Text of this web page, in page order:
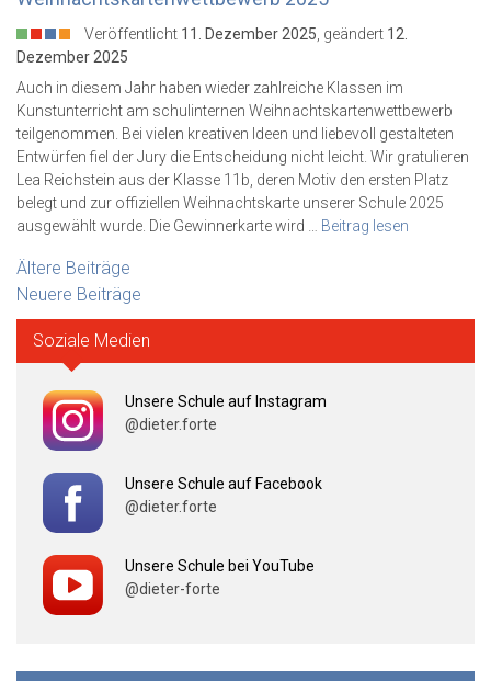
Veröffentlicht 11. Dezember 2025, geändert 12.
Dezember 2025
Auch in diesem Jahr haben wieder zahlreiche Klassen im
Kunstunterricht am schulinternen Weihnachtskartenwettbewerb
teilgenommen. Bei vielen kreativen Ideen und liebevoll gestalteten
Entwürfen fiel der Jury die Entscheidung nicht leicht. Wir gratulieren
Lea Reichstein aus der Klasse 11b, deren Motiv den ersten Platz
belegt und zur offiziellen Weihnachtskarte unserer Schule 2025
ausgewählt wurde. Die Gewinnerkarte wird … Beitrag lesen
Beitragsnavigation
Ältere Beiträge
Neuere Beiträge
Soziale Medien
Unsere Schule auf Instagram
@dieter.forte
Unsere Schule auf Facebook
@dieter.forte
Unsere Schule bei YouTube
@dieter-forte